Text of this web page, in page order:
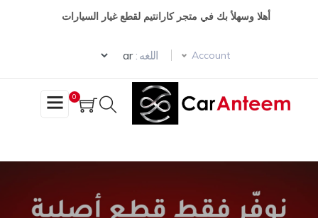
أهلا وسهلأ بك في متجر كارانتيم لقطع غيار السيارات
Account اللغه :
Select your language